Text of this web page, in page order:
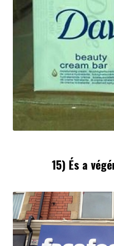
15) És a